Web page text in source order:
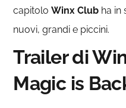
capitoloWinx Club ha in
nuovi, grandi e piccini.
Trailer di
Magic is